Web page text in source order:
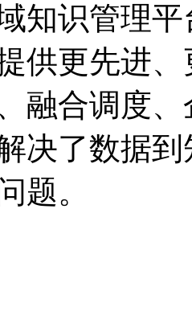
知识管理
供更先进
融合调度
决了数据
题。